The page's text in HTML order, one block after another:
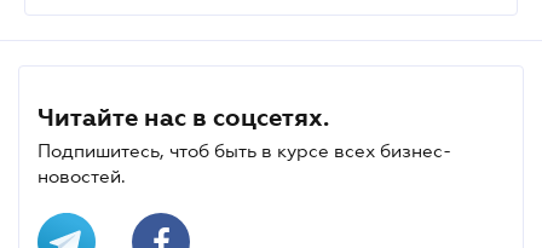
Читайте нас в соцсетях.
Подпишитесь, чтоб быть в курсе всех бизнес-
новостей.